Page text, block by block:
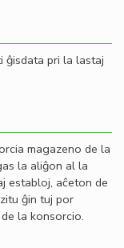
ĝisdata pri la lastaj
magazeno de la
la aliĝon al la
establoj, aĉeton de
ĝin tuj por
la konsorcio.